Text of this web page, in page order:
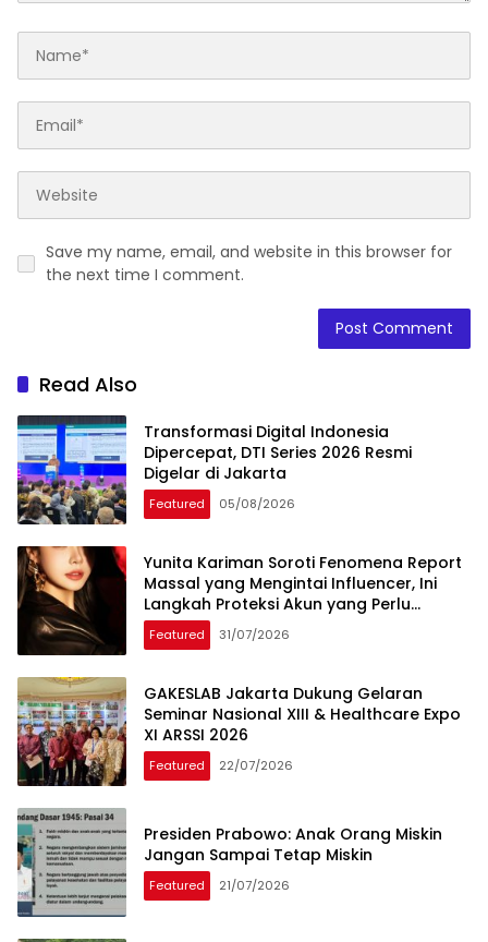
Save my name, email, and website in this browser for
the next time I comment.
Read Also
Transformasi Digital Indonesia
Dipercepat, DTI Series 2026 Resmi
Digelar di Jakarta
Featured 05/08/2026
Yunita Kariman Soroti Fenomena Report
Massal yang Mengintai Influencer, Ini
Langkah Proteksi Akun yang Perlu
Diketahui
Featured 31/07/2026
GAKESLAB Jakarta Dukung Gelaran
Seminar Nasional XIII & Healthcare Expo
XI ARSSI 2026
Featured 22/07/2026
Presiden Prabowo: Anak Orang Miskin
Jangan Sampai Tetap Miskin
Featured 21/07/2026